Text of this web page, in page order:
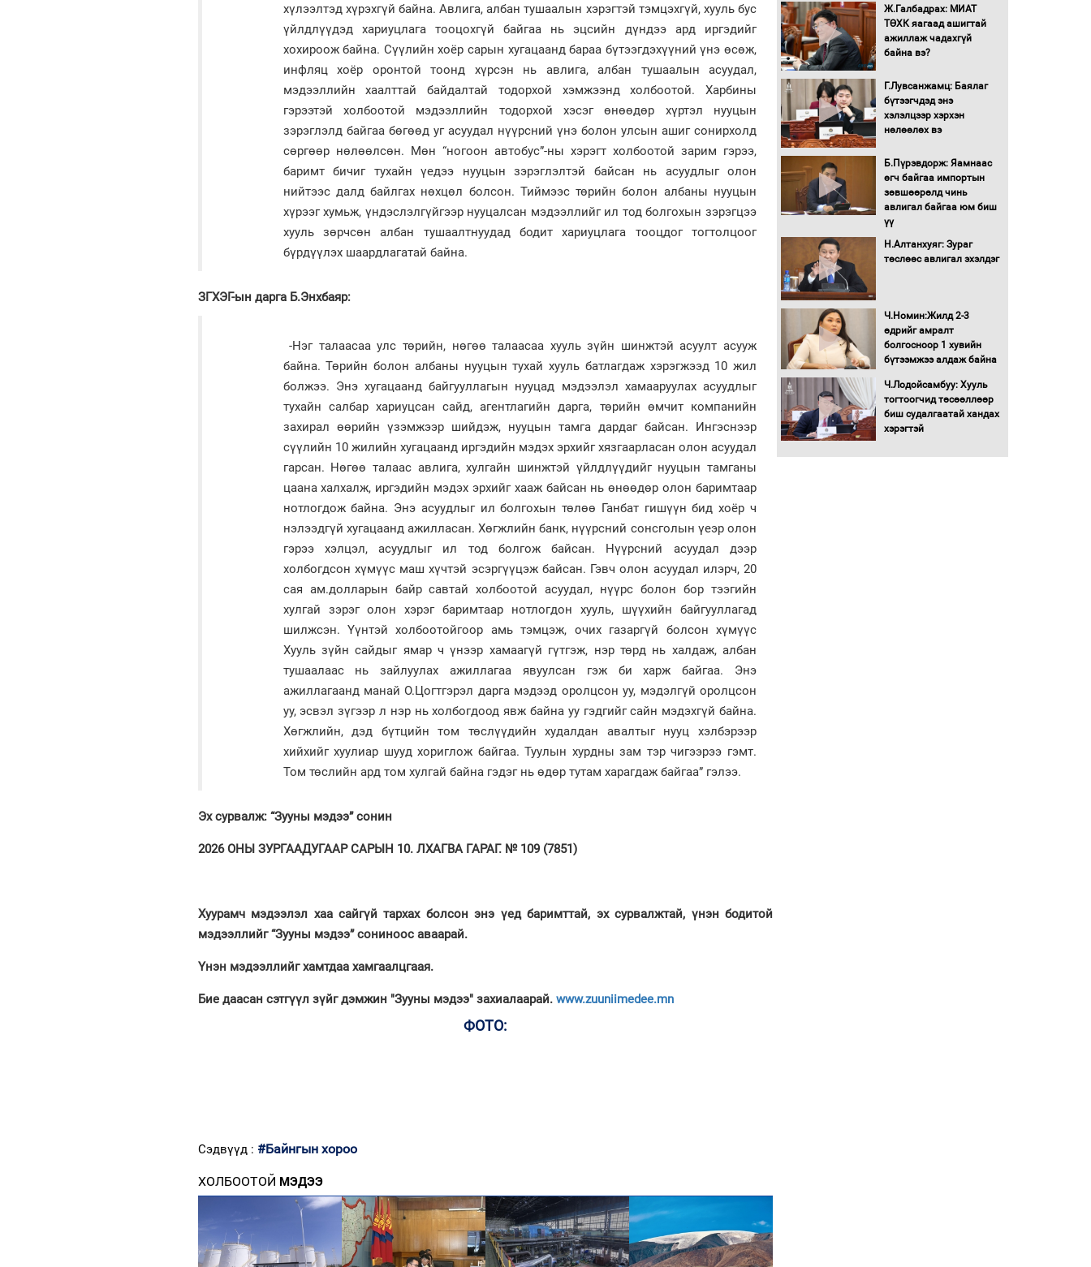
хүлээлтэд хүрэхгүй байна. Авлига, албан тушаалын хэрэгтэй тэмцэхгүй, хууль бус
үйлдлүүдэд хариуцлага тооцохгүй байгаа нь эцсийн дүндээ ард иргэдийг
хохироож байна. Сүүлийн хоёр сарын хугацаанд бараа бүтээгдэхүүний үнэ өсөж,
инфляц хоёр оронтой тоонд хүрсэн нь авлига, албан тушаалын асуудал,
мэдээллийн хаалттай байдалтай тодорхой хэмжээнд холбоотой. Харбины
гэрээтэй холбоотой мэдээллийн тодорхой хэсэг өнөөдөр хүртэл нууцын
зэрэглэлд байгаа бөгөөд уг асуудал нүүрсний үнэ болон улсын ашиг сонирхолд
сөргөөр нөлөөлсөн. Мөн “ногоон автобус”-ны хэрэгт холбоотой зарим гэрээ,
баримт бичиг тухайн үедээ нууцын зэрэглэлтэй байсан нь асуудлыг олон
нийтээс далд байлгах нөхцөл болсон. Тиймээс төрийн болон албаны нууцын
хүрээг хумьж, үндэслэлгүйгээр нууцалсан мэдээллийг ил тод болгохын зэрэгцээ
хууль зөрчсөн албан тушаалтнуудад бодит хариуцлага тооцдог тогтолцоог
бүрдүүлэх шаардлагатай байна.
ЗГХЭГ-ын дарга Б.Энхбаяр:
-Нэг талаасаа улс төрийн, нөгөө талаасаа хууль зүйн шинжтэй асуулт асууж
байна. Төрийн болон албаны нууцын тухай хууль батлагдаж хэрэгжээд 10 жил
болжээ. Энэ хугацаанд байгууллагын нууцад мэдээлэл хамааруулах асуудлыг
тухайн салбар хариуцсан сайд, агентлагийн дарга, төрийн өмчит компанийн
захирал өөрийн үзэмжээр шийдэж, нууцын тамга дардаг байсан. Ингэснээр
сүүлийн 10 жилийн хугацаанд иргэдийн мэдэх эрхийг хязгаарласан олон асуудал
гарсан. Нөгөө талаас авлига, хулгайн шинжтэй үйлдлүүдийг нууцын тамганы
цаана халхалж, иргэдийн мэдэх эрхийг хааж байсан нь өнөөдөр олон баримтаар
нотлогдож байна. Энэ асуудлыг ил болгохын төлөө Ганбат гишүүн бид хоёр ч
нэлээдгүй хугацаанд ажилласан. Хөгжлийн банк, нүүрсний сонсголын үеэр олон
гэрээ хэлцэл, асуудлыг ил тод болгож байсан. Нүүрсний асуудал дээр
холбогдсон хүмүүс маш хүчтэй эсэргүүцэж байсан. Гэвч олон асуудал илэрч, 20
сая ам.долларын байр савтай холбоотой асуудал, нүүрс болон бор тээгийн
хулгай зэрэг олон хэрэг баримтаар нотлогдон хууль, шүүхийн байгууллагад
шилжсэн. Үүнтэй холбоотойгоор амь тэмцэж, очих газаргүй болсон хүмүүс
Хууль зүйн сайдыг ямар ч үнээр хамаагүй гүтгэж, нэр төрд нь халдаж, албан
тушаалаас нь зайлуулах ажиллагаа явуулсан гэж би харж байгаа. Энэ
ажиллагаанд манай О.Цогтгэрэл дарга мэдээд оролцсон уу, мэдэлгүй оролцсон
уу, эсвэл зүгээр л нэр нь холбогдоод явж байна уу гэдгийг сайн мэдэхгүй байна.
Хөгжлийн, дэд бүтцийн том төслүүдийн худалдан авалтыг нууц хэлбэрээр
хийхийг хуулиар шууд хориглож байгаа. Туулын хурдны зам тэр чигээрээ гэмт.
Том төслийн ард том хулгай байна гэдэг нь өдөр тутам харагдаж байгаа” гэлээ.
Эх сурвалж: “Зууны мэдээ” сонин
2026 ОНЫ ЗУРГААДУГААР САРЫН 10. ЛХАГВА ГАРАГ. № 109 (7851)
Хуурамч мэдээлэл хаа сайгүй тархах болсон энэ үед баримттай, эх сурвалжтай, үнэн бодитой
мэдээллийг “Зууны мэдээ” сониноос аваарай.
Үнэн мэдээллийг хамтдаа хамгаалцгаая.
Бие даасан сэтгүүл зүйг дэмжин "Зууны мэдээ" захиалаарай. www.zuuniimedee.mn
ФОТО:
Сэдвүүд : #Байнгын хороо
ХОЛБООТОЙ МЭДЭЭ
Монгол Улс “COP17”-д
“Тал хээрийн
төлөвлөгөө”-гөө
танилцуулна
үүсвэрээс худалдан авах
журмыг баталлаа
горимд шилжиж, найр
наадам, зөвлөгөөн,
гадаад томилолтыг
хориглолоо
Сайд нар төсвөө хэрхэн
зарцуулах вэ?
хуралдаан болж байна
Автомашинд улсын
сондгойгоор шатахуун
олгоно
Бага орлоготой
Ж.Галбадрах: МИАТ
ТӨХК яагаад ашигтай
ажиллаж чадахгүй
байна вэ?
Г.Лувсанжамц: Баялаг
бүтээгчдэд энэ
хэлэлцээр хэрхэн
нөлөөлөх вэ
Б.Пүрэвдорж: Яамнаас
өгч байгаа импортын
зөвшөөрөлд чинь
авлигал байгаа юм биш
үү
Н.Алтанхуяг: Зураг
төслөөс авлигал эхэлдэг
Ч.Номин:Жилд 2-3
өдрийг амралт
болгосноор 1 хувийн
бүтээмжээ алдаж байна
Ч.Лодойсамбуу: Хууль
тогтоогчид төсөөллөөр
биш судалгаатай хандах
хэрэгтэй